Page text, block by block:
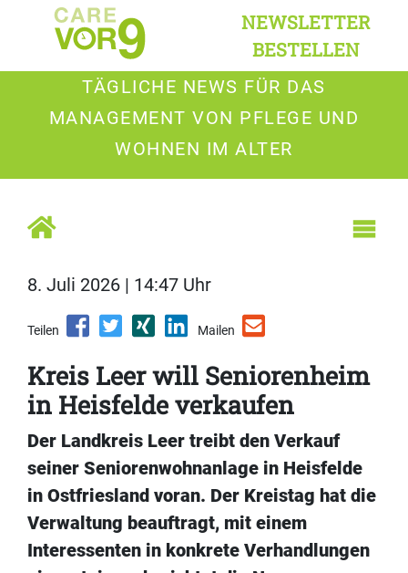
NEWSLETTER
BESTELLEN
TÄGLICHE NEWS FÜR DAS
MANAGEMENT VON PFLEGE UND
WOHNEN IM ALTER
8. Juli 2026 | 14:47 Uhr
Teilen Mailen
Kreis Leer will Seniorenheim
in Heisfelde verkaufen
Der Landkreis Leer treibt den Verkauf
seiner Seniorenwohnanlage in Heisfelde
in Ostfriesland voran. Der Kreistag hat die
Verwaltung beauftragt, mit einem
Interessenten in konkrete Verhandlungen